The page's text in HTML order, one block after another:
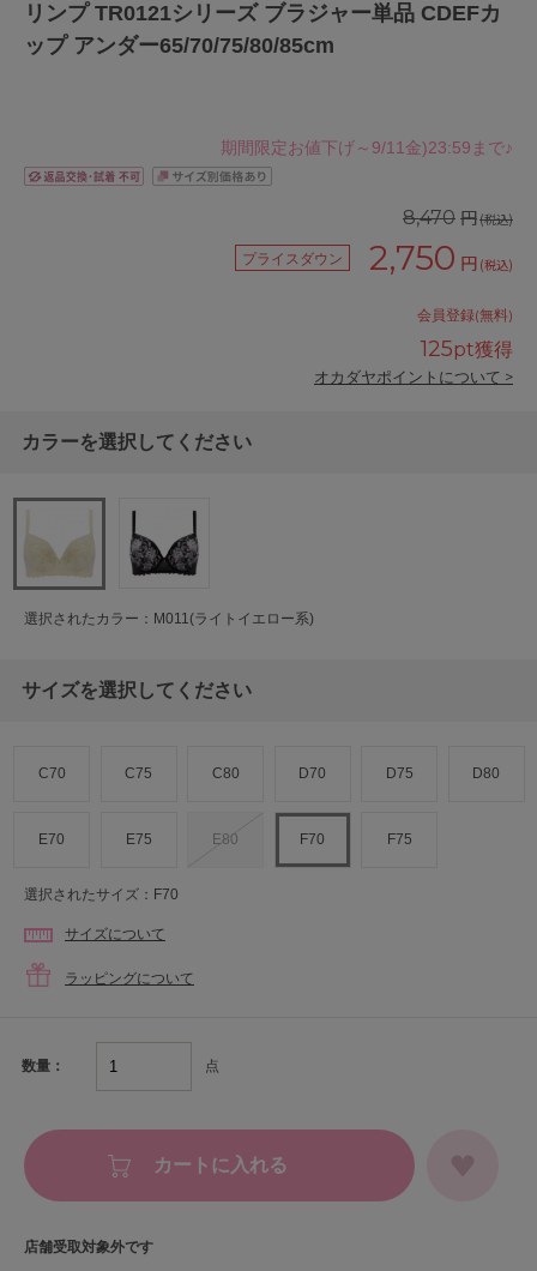
リンプ TR0121シリーズ ブラジャー単品 CDEFカ
ップ アンダー65/70/75/80/85cm
期間限定お値下げ～9/11金)23:59まで♪
8,470 円(税込)
プライスダウン 2,750 円 (税込)
会員登録(無料)
125pt獲得
オカダヤポイントについて >
カラーを選択してください
選択されたカラー：M011(ライトイエロー系)
サイズを選択してください
C70 C75 C80 D70 D75 D80
E70 E75 E80 F70 F75
選択されたサイズ：F70
サイズについて
ラッピングについて
数量： 点
カートに入れる
店舗受取対象外です